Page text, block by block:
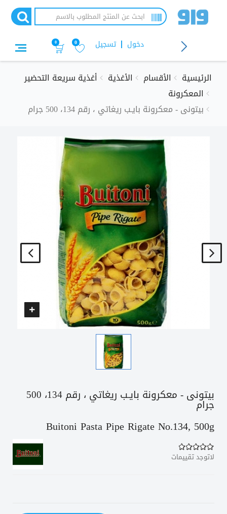
تسجيل دخول 0
0
الرئيسية الأقسام الأغذية
أغذية سريعة التحضير
المعكرونة
بيتونى - معكرونة بايـب ريغاتي ، رقم 134، 500 جرام
بيتونى - معكرونة بايـب ريغاتي ، رقم 134، 500
جرام
Buitoni Pasta Pipe Rigate No.134, 500g
لاتوجد تقييمات